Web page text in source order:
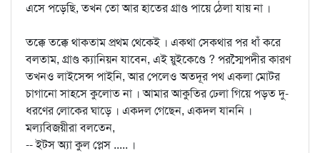
এসে পড়েছি, তখন তো আর হাতের গ্রাণ্ড পায়ে ঠেলা যায় না ।
তক্কে তক্কে থাকতাম প্রথম থেকেই । একথা সেকথার পর ধাঁ করে
বলতাম, গ্রাণ্ড ক্যানিয়ন যাবেন, এই য়ুইকেণ্ডে ? পরস্মৈপদীর কারণ
তখনও লাইসেন্স পাইনি, আর পেলেও অতদূর পথ একলা মোটর
চাগানো সাহসে কুলোত না । আমার আকুতির ঢেলা গিয়ে পড়ত দু-
ধরণের লোকের ঘাড়ে । একদল গেছেন, একদল যাননি ।
মল্যবিজয়ীরা বলতেন,
-- ইট্স অ্যা কুল প্লেস ..... ।